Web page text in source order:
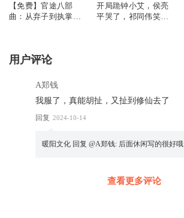
【免费】官途八部
曲：从弃子到执掌天
开局跪钟小艾，侯亮
平哭了，祁同伟笑了|
用户评论
A郑钱
我服了，真能胡扯，又扯到修仙去了
回复 2024-10-14
暖阳文化 回复 @A郑钱: 后面休闲写的很好哦
查看更多评论